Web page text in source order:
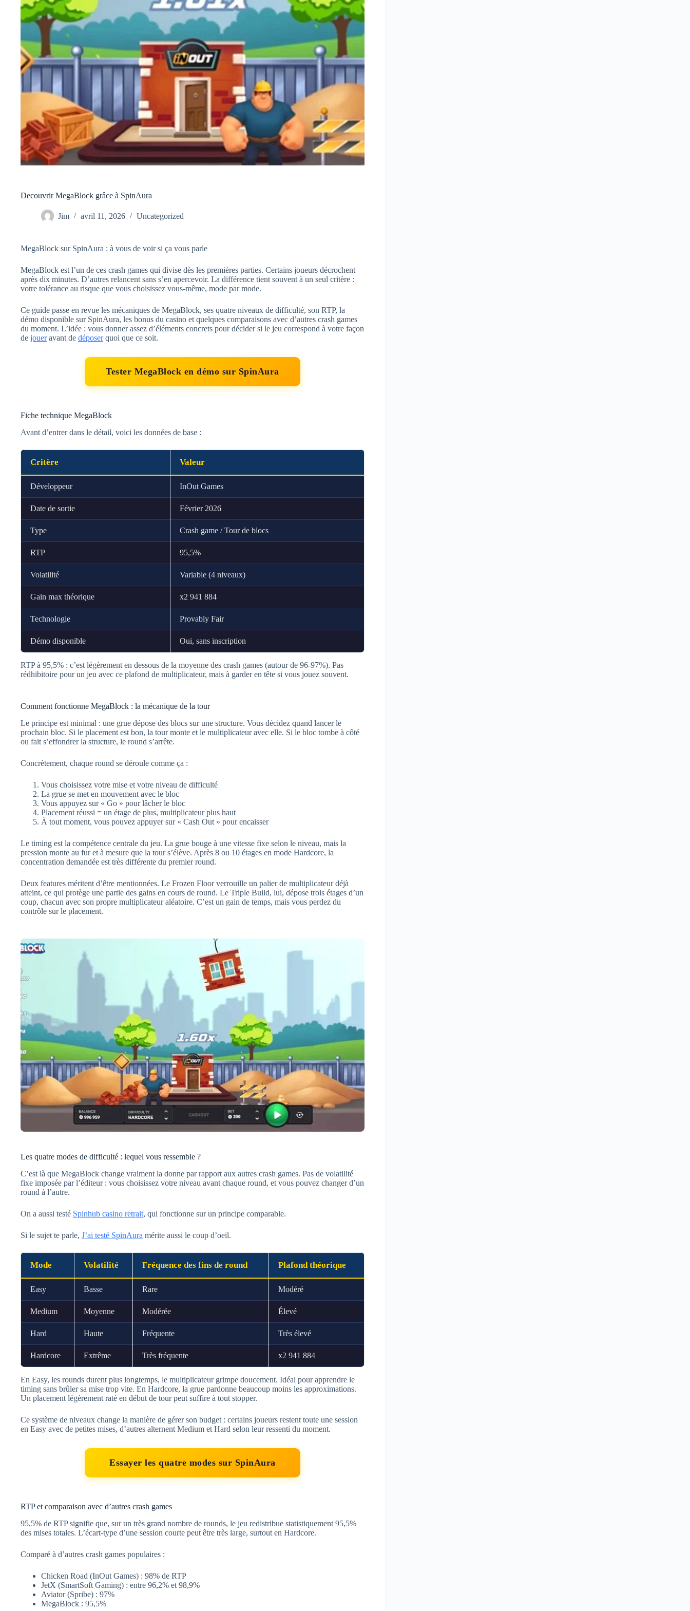
Decouvrir MegaBlock grâce à SpinAura
Jim avril 11, 2026 Uncategorized
MegaBlock sur SpinAura : à vous de voir si ça vous parle
MegaBlock est l’un de ces crash games qui divise dès les premières parties. Certains joueurs décrochent
après dix minutes. D’autres relancent sans s’en apercevoir. La différence tient souvent à un seul critère :
votre tolérance au risque que vous choisissez vous-même, mode par mode.
Ce guide passe en revue les mécaniques de MegaBlock, ses quatre niveaux de difficulté, son RTP, la
démo disponible sur SpinAura, les bonus du casino et quelques comparaisons avec d’autres crash games
du moment. L’idée : vous donner assez d’éléments concrets pour décider si le jeu correspond à votre façon
de joueravant de déposerquoi que ce soit.
Tester MegaBlock en démo sur SpinAura
Fiche technique MegaBlock
Avant d’entrer dans le détail, voici les données de base :
Critère Valeur
Développeur InOut Games
Date de sortie Février 2026
Type Crash game / Tour de blocs
RTP 95,5%
Volatilité Variable (4 niveaux)
Gain max théorique x2 941 884
Technologie Provably Fair
Démo disponible Oui, sans inscription
RTP à 95,5% : c’est légèrement en dessous de la moyenne des crash games (autour de 96-97%). Pas
rédhibitoire pour un jeu avec ce plafond de multiplicateur, mais à garder en tête si vous jouez souvent.
Comment fonctionne MegaBlock : la mécanique de la tour
Le principe est minimal : une grue dépose des blocs sur une structure. Vous décidez quand lancer le
prochain bloc. Si le placement est bon, la tour monte et le multiplicateur avec elle. Si le bloc tombe à côté
ou fait s’effondrer la structure, le round s’arrête.
Concrètement, chaque round se déroule comme ça :
Vous choisissez votre mise et votre niveau de difficulté
La grue se met en mouvement avec le bloc
Vous appuyez sur « Go » pour lâcher le bloc
Placement réussi = un étage de plus, multiplicateur plus haut
À tout moment, vous pouvez appuyer sur « Cash Out » pour encaisser
Le timing est la compétence centrale du jeu. La grue bouge à une vitesse fixe selon le niveau, mais la
pression monte au fur et à mesure que la tour s’élève. Après 8 ou 10 étages en mode Hardcore, la
concentration demandée est très différente du premier round.
Deux features méritent d’être mentionnées. Le Frozen Floor verrouille un palier de multiplicateur déjà
atteint, ce qui protège une partie des gains en cours de round. Le Triple Build, lui, dépose trois étages d’un
coup, chacun avec son propre multiplicateur aléatoire. C’est un gain de temps, mais vous perdez du
contrôle sur le placement.
Les quatre modes de difficulté : lequel vous ressemble ?
C’est là que MegaBlock change vraiment la donne par rapport aux autres crash games. Pas de volatilité
fixe imposée par l’éditeur : vous choisissez votre niveau avant chaque round, et vous pouvez changer d’un
round à l’autre.
On a aussi testé Spinhub casino retrait, qui fonctionne sur un principe comparable.
Si le sujet te parle, J’ai testé SpinAura mérite aussi le coup d’oeil.
Mode Volatilité Fréquence des fins de round Plafond théorique
Easy Basse Rare Modéré
Medium Moyenne Modérée Élevé
Hard Haute Fréquente Très élevé
Hardcore Extrême Très fréquente x2 941 884
En Easy, les rounds durent plus longtemps, le multiplicateur grimpe doucement. Idéal pour apprendre le
timing sans brûler sa mise trop vite. En Hardcore, la grue pardonne beaucoup moins les approximations.
Un placement légèrement raté en début de tour peut suffire à tout stopper.
Ce système de niveaux change la manière de gérer son budget : certains joueurs restent toute une session
en Easy avec de petites mises, d’autres alternent Medium et Hard selon leur ressenti du moment.
Essayer les quatre modes sur SpinAura
RTP et comparaison avec d’autres crash games
95,5% de RTP signifie que, sur un très grand nombre de rounds, le jeu redistribue statistiquement 95,5%
des mises totales. L’écart-type d’une session courte peut être très large, surtout en Hardcore.
Comparé à d’autres crash games populaires :
Chicken Road (InOut Games) : 98% de RTP
JetX (SmartSoft Gaming) : entre 96,2% et 98,9%
Aviator (Spribe) : 97%
MegaBlock : 95,5%